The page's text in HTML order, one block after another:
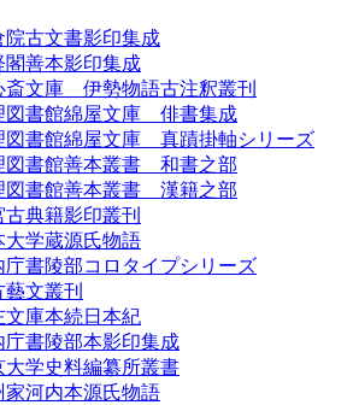
院古文書影印集成
閣善本影印集成
斎文庫 伊勢物語古注釈叢刊
図書館綿屋文庫 俳書集成
図書館綿屋文庫 真蹟掛軸シリーズ
図書館善本叢書 和書之部
図書館善本叢書 漢籍之部
古典籍影印叢刊
大学蔵源氏物語
庁書陵部コロタイプシリーズ
藝文叢刊
文庫本続日本紀
庁書陵部本影印集成
大学史料編纂所叢書
家河内本源氏物語